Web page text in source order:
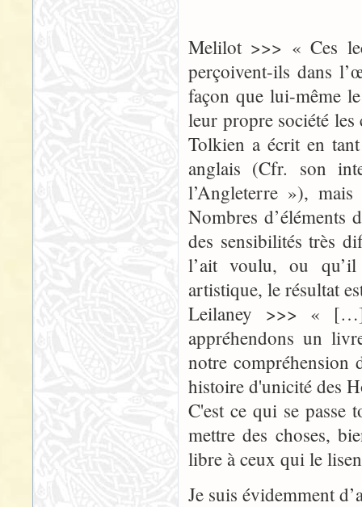
Melilot >>> « Ces
perçoivent-ils dans
façon que lui-même
leur propre société
Tolkien a écrit en
anglais (Cfr. son
l’Angleterre »), mais
Nombres d’éléments
des sensibilités très
l’ait voulu, ou qu’il
artistique, le résultat
Leilaney >>> «
appréhendons un
notre compréhension
histoire d'unicité des
C'est ce qui se
mettre des choses,
libre à ceux qui le
Je suis évidemment